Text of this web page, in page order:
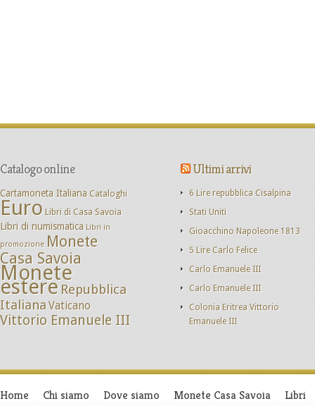
Catalogo online
Cartamoneta Italiana Cataloghi
Euro Libri di Casa Savoia
Libri di numismatica Libri in
promozione Monete
Casa Savoia
Monete
estere Repubblica
ItalianaVaticano
Vittorio Emanuele III
Ultimi arrivi
6 Lire repubblica Cisalpina
Stati Uniti
Gioacchino Napoleone 1813
5 Lire Carlo Felice
Carlo Emanuele III
Carlo Emanuele III
Colonia Eritrea Vittorio
Emanuele III
Home Chi siamo Dove siamo Monete Casa Savoia Libri